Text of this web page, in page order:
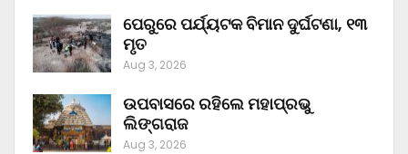
ପେରୁରେ ପର୍ଯ୍ୟଟକ ବିମାନ ଦୁର୍ଘଟଣା, ୧୩
ମୃତ
Aug 3, 2026
ଉପବାସରେ ରହିଲେ ମହାପ୍ରଭୁ
ଲିଙ୍ଗରାଜ
Aug 3, 2026